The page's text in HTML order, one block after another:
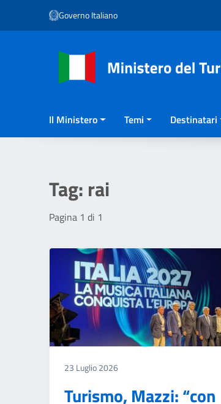
Vai ai contenuti
Vai al menu di navigazione
Governo Italiano
Il Ministero Temi Destinatari
Tag: rai
Pagina 1 di 1
23 Luglio 2026
Turismo, Mazzi: “con